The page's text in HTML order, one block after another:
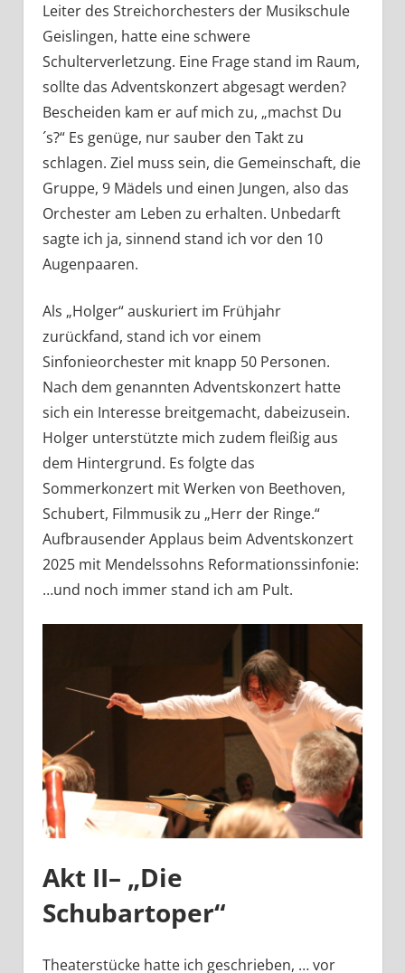
Leiter des Streichorchesters der Musikschule
Geislingen, hatte eine schwere
Schulterverletzung. Eine Frage stand im Raum,
sollte das Adventskonzert abgesagt werden?
Bescheiden kam er auf mich zu, „machst Du
´s?“ Es genüge, nur sauber den Takt zu
schlagen. Ziel muss sein, die Gemeinschaft, die
Gruppe, 9 Mädels und einen Jungen, also das
Orchester am Leben zu erhalten. Unbedarft
sagte ich ja, sinnend stand ich vor den 10
Augenpaaren.
Als „Holger“ auskuriert im Frühjahr
zurückfand, stand ich vor einem
Sinfonieorchester mit knapp 50 Personen.
Nach dem genannten Adventskonzert hatte
sich ein Interesse breitgemacht, dabeizusein.
Holger unterstützte mich zudem fleißig aus
dem Hintergrund. Es folgte das
Sommerkonzert mit Werken von Beethoven,
Schubert, Filmmusik zu „Herr der Ringe.“
Aufbrausender Applaus beim Adventskonzert
2025 mit Mendelssohns Reformationssinfonie:
…und noch immer stand ich am Pult.
Akt II– „Die
Schubartoper“
Theaterstücke hatte ich geschrieben, … vor